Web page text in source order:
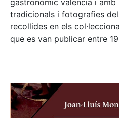
tradicionals i fotografies
recollides en els
que es van publicar entre